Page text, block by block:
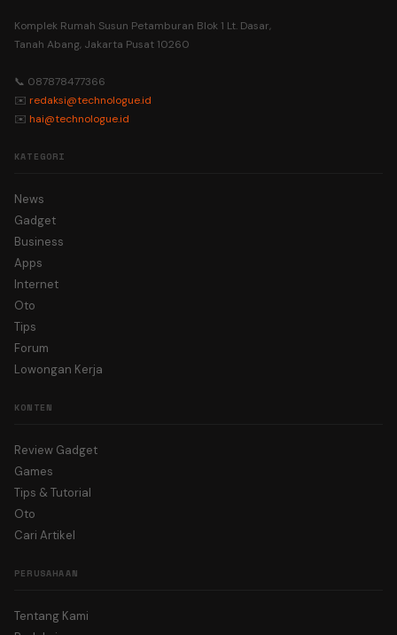
Komplek Rumah Susun Petamburan Blok 1 Lt. Dasar,
Tanah Abang, Jakarta Pusat 10260
📞 087878477366
✉️ redaksi@technologue.id
✉️ hai@technologue.id
KATEGORI
News
Gadget
Business
Apps
Internet
Oto
Tips
Forum
Lowongan Kerja
KONTEN
Review Gadget
Games
Tips & Tutorial
Oto
Cari Artikel
PERUSAHAAN
Tentang Kami